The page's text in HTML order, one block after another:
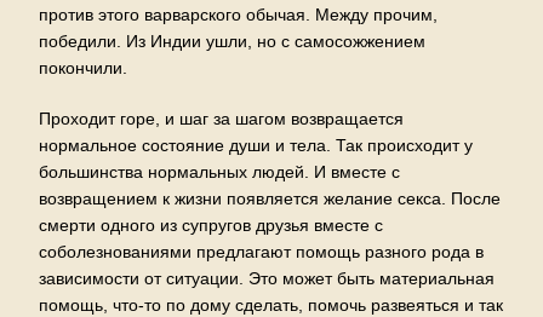
против этого варварского обычая. Между прочим,
победили. Из Индии ушли, но с самосожжением
покончили.
Проходит горе, и шаг за шагом возвращается
нормальное состояние души и тела. Так происходит у
большинства нормальных людей. И вместе с
возвращением к жизни появляется желание секса. После
смерти одного из супругов друзья вместе с
соболезнованиями предлагают помощь разного рода в
зависимости от ситуации. Это может быть материальная
помощь, что-то по дому сделать, помочь развеяться и так